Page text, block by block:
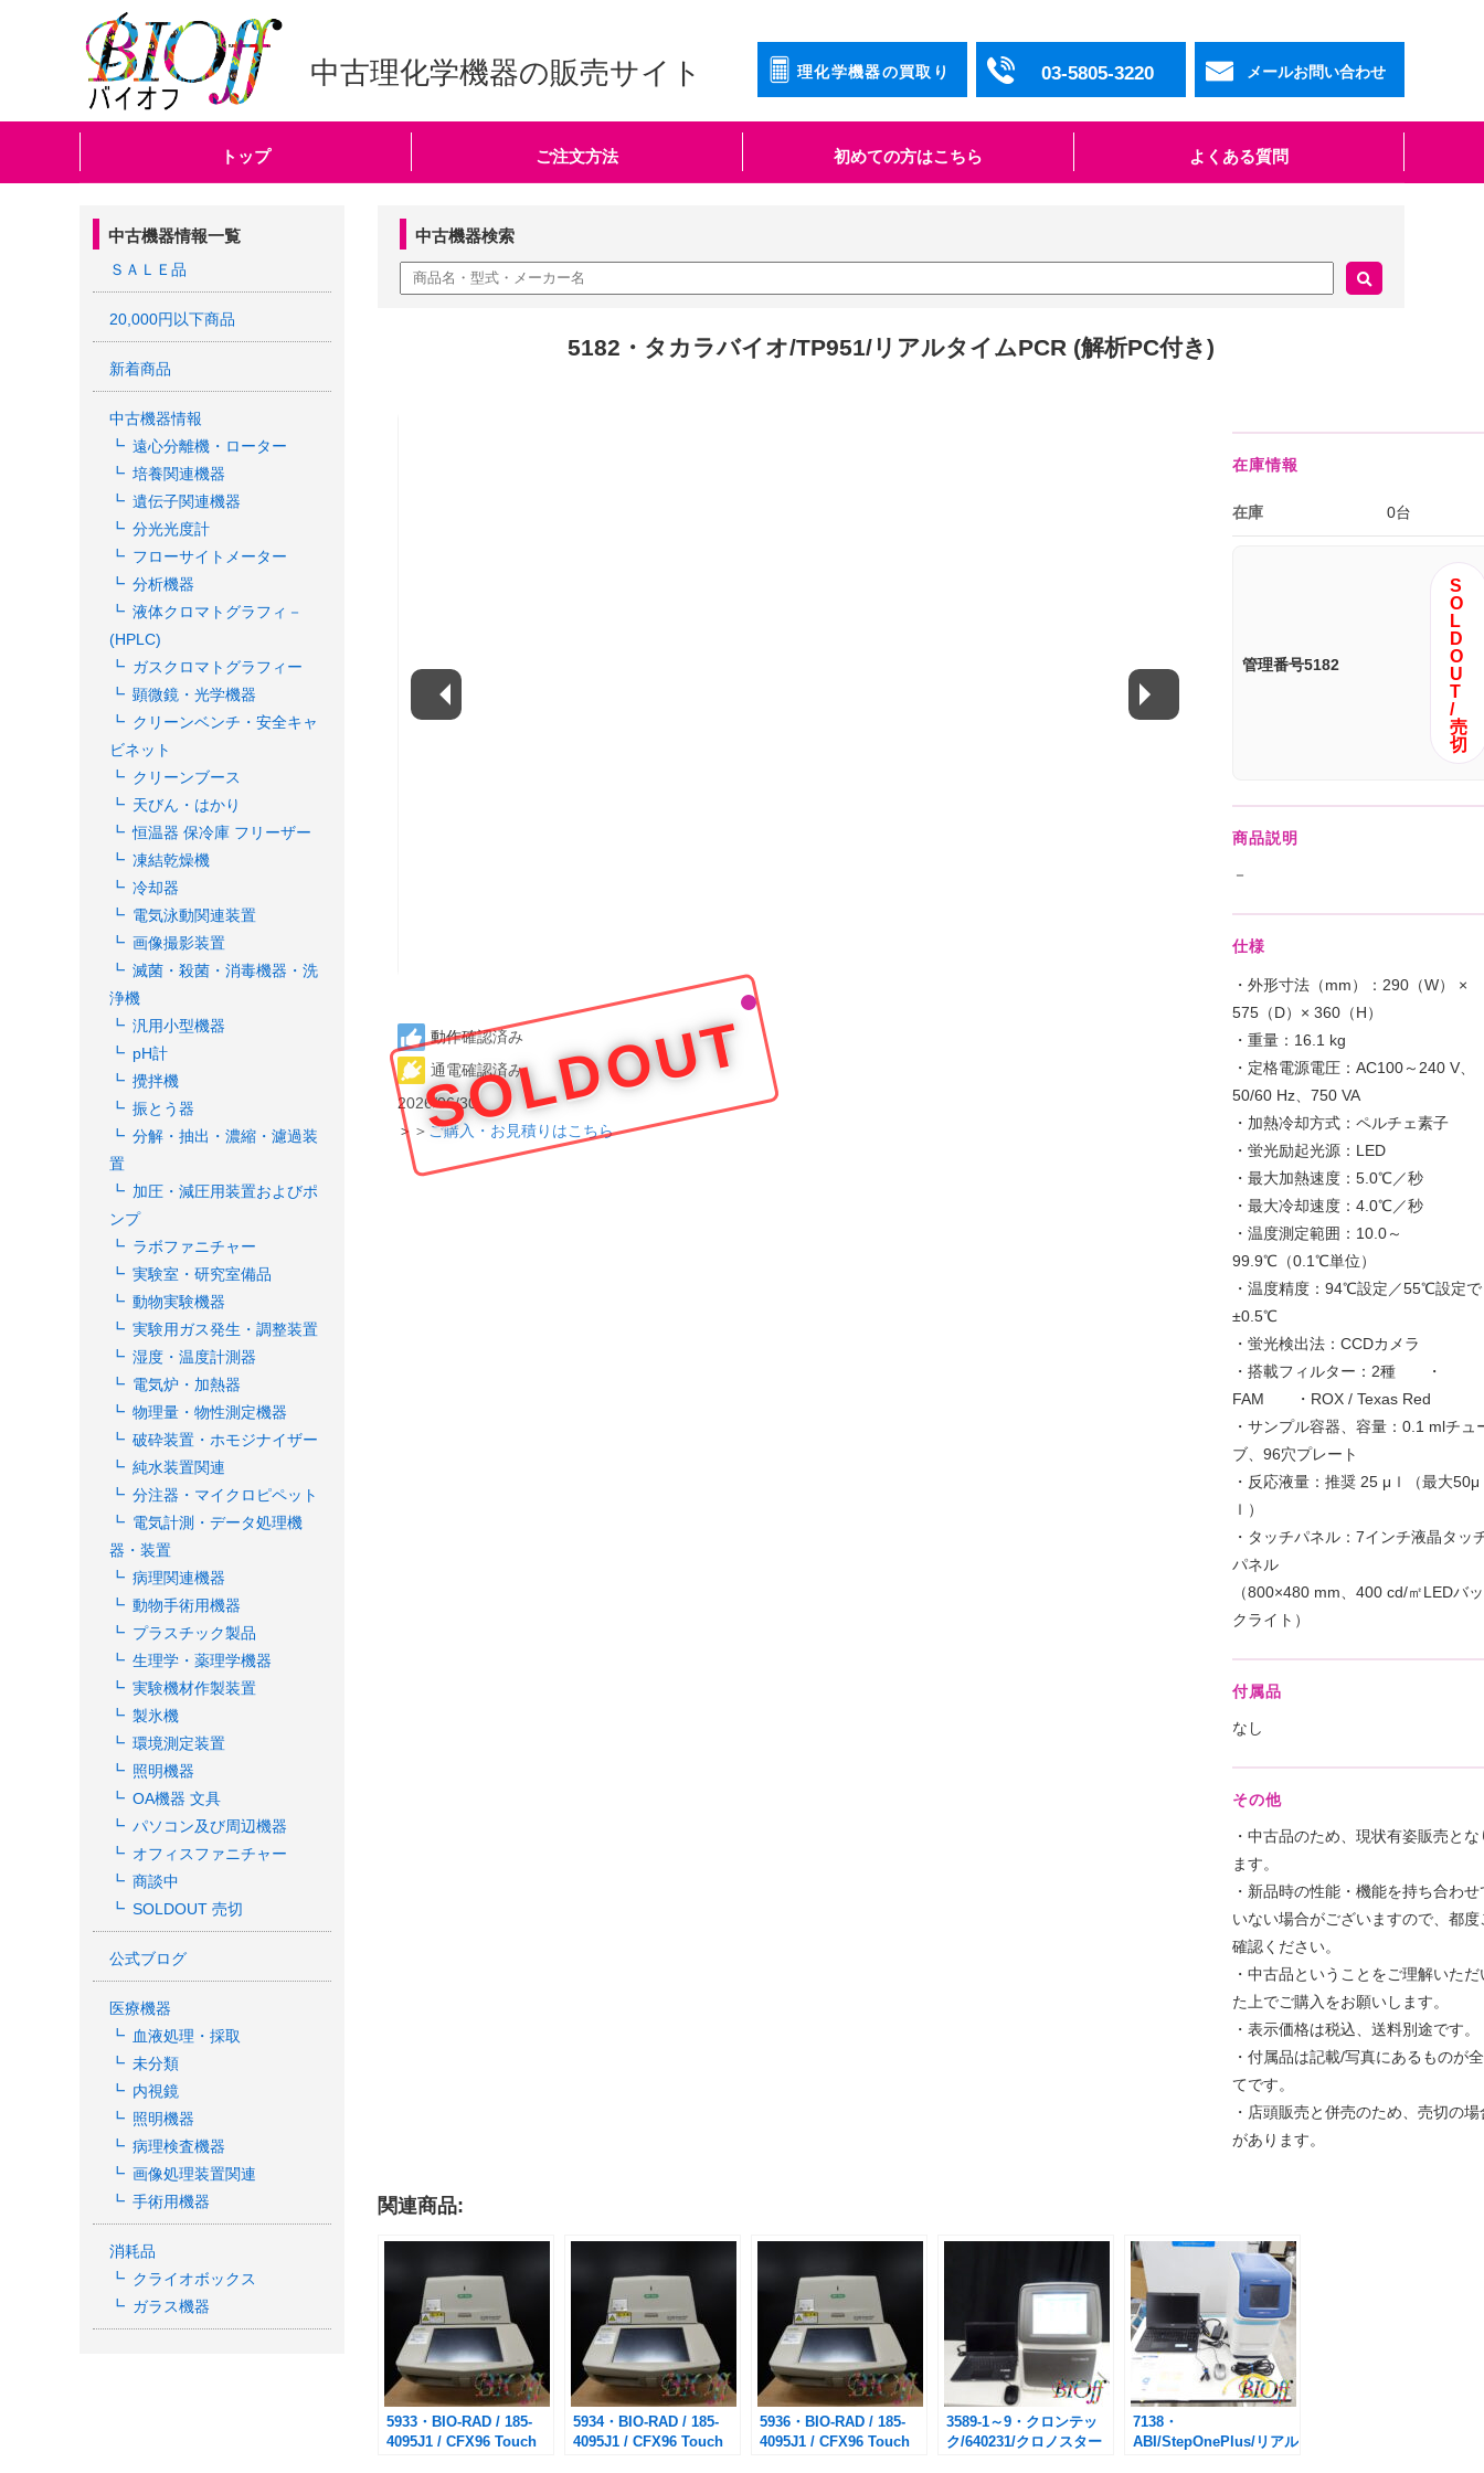
中古理化学機器の販売サイト 理化学機器の買取り 03-5805-3220 メールお問い合わせ
トップ ご注文方法 初めての方はこちら よくある質問
中古機器情報一覧
ＳＡＬＥ品
20,000円以下商品
新着商品
中古機器情報
遠心分離機・ローター
培養関連機器
遺伝子関連機器
分光光度計
フローサイトメーター
分析機器
液体クロマトグラフィ－
(HPLC)
ガスクロマトグラフィー
顕微鏡・光学機器
クリーンベンチ・安全キャ
ビネット
クリーンブース
天びん・はかり
恒温器 保冷庫 フリーザー
凍結乾燥機
冷却器
電気泳動関連装置
画像撮影装置
滅菌・殺菌・消毒機器・洗
浄機
汎用小型機器
pH計
攪拌機
振とう器
分解・抽出・濃縮・濾過装
置
加圧・減圧用装置およびポ
ンプ
ラボファニチャー
実験室・研究室備品
動物実験機器
実験用ガス発生・調整装置
湿度・温度計測器
電気炉・加熱器
物理量・物性測定機器
破砕装置・ホモジナイザー
純水装置関連
分注器・マイクロピペット
電気計測・データ処理機
器・装置
病理関連機器
動物手術用機器
プラスチック製品
生理学・薬理学機器
実験機材作製装置
製氷機
環境測定装置
照明機器
OA機器 文具
パソコン及び周辺機器
オフィスファニチャー
商談中
SOLDOUT 売切
公式ブログ
医療機器
血液処理・採取
未分類
内視鏡
照明機器
病理検査機器
画像処理装置関連
手術用機器
消耗品
クライオボックス
ガラス機器
中古機器検索
5182・タカラバイオ/TP951/リアルタイムPCR (解析PC付き)
SOLDOUT
動作確認済み
通電確認済み
2026/06/30
＞＞ ご購入・お見積りはこちら
在庫情報
在庫 0台
管理番号5182
S
O
L
D
O
U
T
/
売
切
商品説明
－
仕様
・外形寸法（mm）：290（W） ×
575（D）× 360（H）
・重量：16.1 kg
・定格電源電圧：AC100～240 V、
50/60 Hz、750 VA
・加熱冷却方式：ペルチェ素子
・蛍光励起光源：LED
・最大加熱速度：5.0℃／秒
・最大冷却速度：4.0℃／秒
・温度測定範囲：10.0～
99.9℃（0.1℃単位）
・温度精度：94℃設定／55℃設定で
±0.5℃
・蛍光検出法：CCDカメラ
・搭載フィルター：2種 ・
FAM ・ROX / Texas Red
・サンプル容器、容量：0.1 mlチュ
ブ、96穴プレート
・反応液量：推奨 25 μｌ（最大50μ
ｌ）
・タッチパネル：7インチ液晶タッ
パネル
（800×480 mm、400 cd/㎡LEDバッ
クライト）
付属品
なし
その他
・中古品のため、現状有姿販売とな
ます。
・新品時の性能・機能を持ち合わせ
いない場合がございますので、都度
確認ください。
・中古品ということをご理解いただ
た上でご購入をお願いします。
・表示価格は税込、送料別途です。
・付属品は記載/写真にあるものが全
てです。
・店頭販売と併売のため、売切の場
があります。
関連商品:
5933・BIO-RAD / 185-
4095J1 / CFX96 Touch
5934・BIO-RAD / 185-
4095J1 / CFX96 Touch
5936・BIO-RAD / 185-
4095J1 / CFX96 Touch
3589-1～9・クロンテッ
ク/640231/クロノスター
7138・
ABI/StepOnePlus/リアル